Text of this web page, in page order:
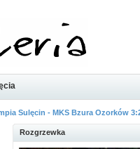
Sulęcin - MKS Bzura Ozorków
Rozgrzewka